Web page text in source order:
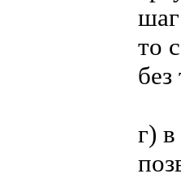
то
без
г)